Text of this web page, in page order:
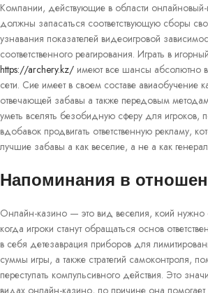
Компании, действующие в области онлайновый-
должны запасаться соответствующую сборы
узнавания показателей видеоигровой
соответственного реагирования. Играть в
https://archery.kz/ имеют все шансы абсолютно
сети. Сие имеет в своем составе авиаобучение
отвечающей забавы а также передовым
уметь вселять безобидную сферу для игроков,
вдобавок продвигать ответственную рекламу,
лучшие забавы а как веселие, а не а как
Напоминания в
Онлайн-казино — это вид веселия, коий нужно
когда игроки станут обращаться основ
в себя детезаврация приборов для
суммы игры, а также стратегий самоконтроля,
переступать компульсивного действия. Это